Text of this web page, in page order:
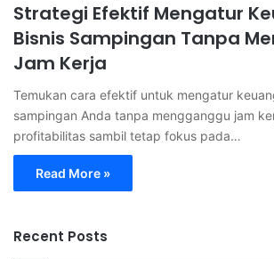
Strategi Efektif Mengatur
Bisnis Sampingan Tanpa
Jam Kerja
Temukan cara efektif untuk mengatur
sampingan Anda tanpa mengganggu jam
profitabilitas sambil tetap fokus pada…
Read More »
Recent Posts